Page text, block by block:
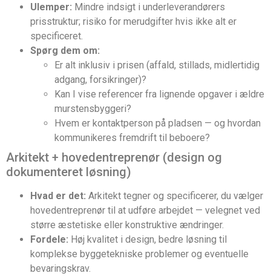
Ulemper: Mindre indsigt i underleverandørers
prisstruktur; risiko for merudgifter hvis ikke alt er
specificeret.
Spørg dem om:
Er alt inklusiv i prisen (affald, stillads, midlertidig
adgang, forsikringer)?
Kan I vise referencer fra lignende opgaver i ældre
murstensbyggeri?
Hvem er kontaktperson på pladsen — og hvordan
kommunikeres fremdrift til beboere?
Arkitekt + hovedentreprenør (design og
dokumenteret løsning)
Hvad er det: Arkitekt tegner og specificerer, du vælger
hovedentreprenør til at udføre arbejdet — velegnet ved
større æstetiske eller konstruktive ændringer.
Fordele: Høj kvalitet i design, bedre løsning til
komplekse byggetekniske problemer og eventuelle
bevaringskrav.